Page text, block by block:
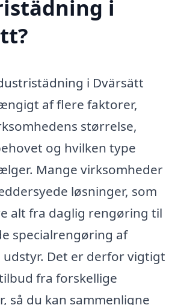
i
i Dvärsätt
af flere faktorer,
størrelse,
og hvilken type
Mange virksomheder
løsninger, som
alt fra daglig rengøring til
specialrengøring af
udstyr. Det er derfor vigtigt
fra forskellige
så du kan sammenligne